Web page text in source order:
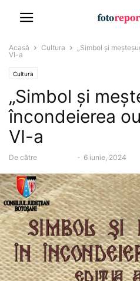
Acasă Cultura
„Simbol și
VI-a
Cultura
„Simbol și
încondeierea
VI-a
De către - 6 iunie, 2024